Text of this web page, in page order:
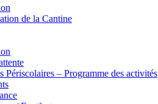
de la Cantine
Périscolaires – Programme des activités